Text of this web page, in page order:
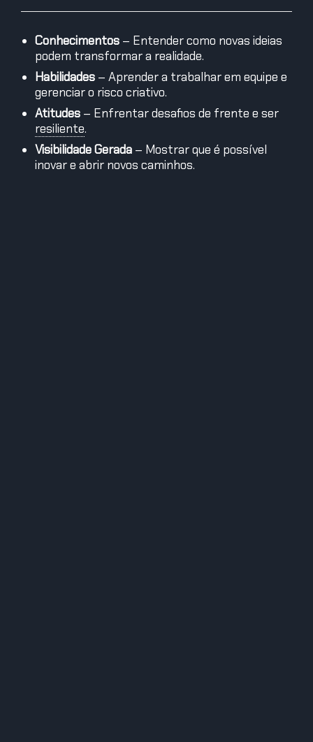
Conhecimentos – Entender como novas ideias
podem transformar a realidade.
Habilidades – Aprender a trabalhar em equipe e
gerenciar o risco criativo.
Atitudes – Enfrentar desafios de frente e ser
resiliente.
Visibilidade Gerada – Mostrar que é possível
inovar e abrir novos caminhos.